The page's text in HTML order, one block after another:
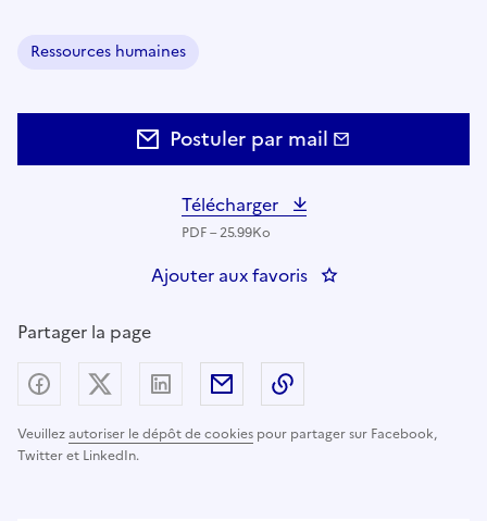
Domaine :
Ressources humaines
Postuler par mail
Télécharger
PDF – 25.99Ko
Ajouter aux favoris : Adjoint
Partager la page
Veuillezautoriser le dépôt de cookies pour partager sur Facebook,
Twitter et LinkedIn.
Partager sur Facebook
Partager sur X (anciennement Twitter) -
Partager sur LinkedIn
Partager par email